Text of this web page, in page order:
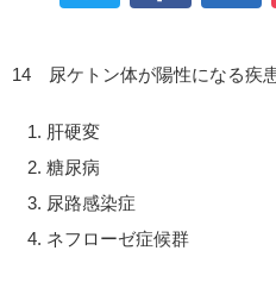
14 尿ケトン体が陽性になる疾患
肝硬変
糖尿病
尿路感染症
ネフローゼ症候群